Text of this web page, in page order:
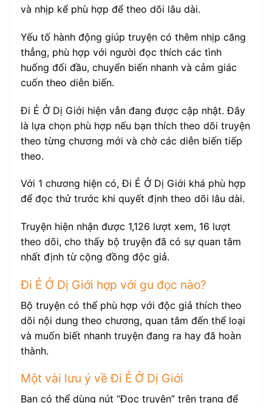
và nhịp kể phù hợp để theo dõi lâu dài.
Yếu tố hành động giúp truyện có thêm nhịp căng
thẳng, phù hợp với người đọc thích các tình
huống đối đầu, chuyển biến nhanh và cảm giác
cuốn theo diễn biến.
Đi Ẻ Ở Dị Giới hiện vẫn đang được cập nhật. Đây
là lựa chọn phù hợp nếu bạn thích theo dõi truyện
theo từng chương mới và chờ các diễn biến tiếp
theo.
Với 1 chương hiện có, Đi Ẻ Ở Dị Giới khá phù hợp
để đọc thử trước khi quyết định theo dõi lâu dài.
Truyện hiện nhận được 1,126 lượt xem, 16 lượt
theo dõi, cho thấy bộ truyện đã có sự quan tâm
nhất định từ cộng đồng độc giả.
Đi Ẻ Ở Dị Giới hợp với gu đọc nào?
Bộ truyện có thể phù hợp với độc giả thích theo
dõi nội dung theo chương, quan tâm đến thể loại
và muốn biết nhanh truyện đang ra hay đã hoàn
thành.
Một vài lưu ý về Đi Ẻ Ở Dị Giới
Bạn có thể dùng nút “Đọc truyện” trên trang để